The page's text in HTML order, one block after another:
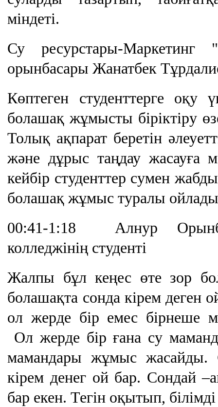
міндеті.
Су ресурстары-
орынбасары Жанатбек
Көптеген студенттерге оқу
болашақ жұмысты біріктіру
Толық ақпарат беретін
және дұрыс таңдау жасауға
кейбір студенттер сумен
болашақ жұмыс туралы
00:41-1:18
Алнур
колледжінің студенті
Жалпы бұл кеңес өте зор
болашақта сонда кірем деген
ол жерде бір емес бірнеше
Ол жерде бір ғана су
мамандары жұмыс жасайды.
кірем денег ой бар. Сондай
бар екен. Тегін оқытып,